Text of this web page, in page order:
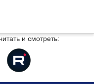
и смотреть: